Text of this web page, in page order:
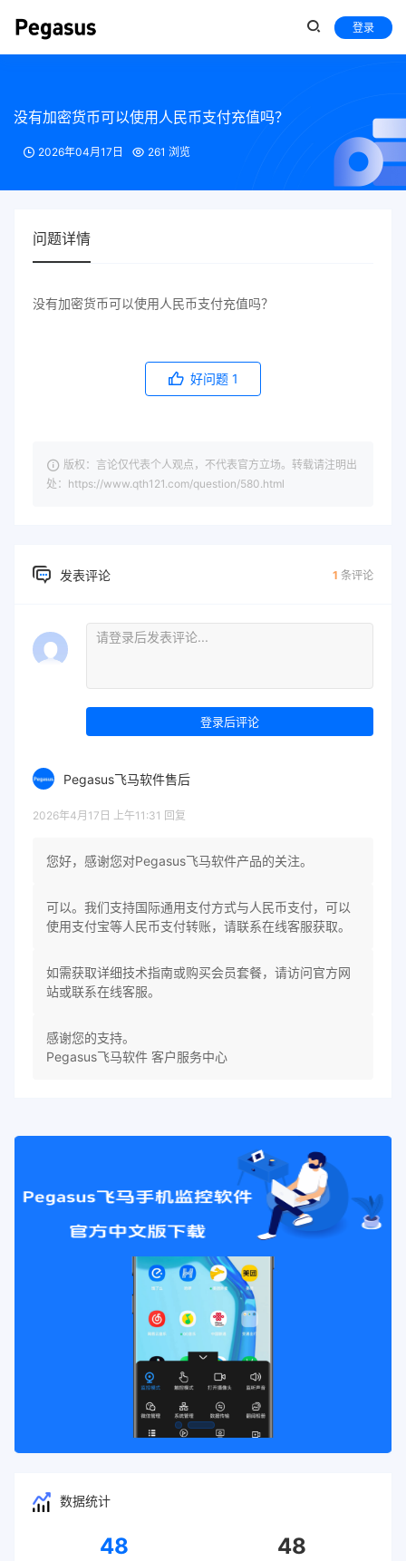
登录
没有加密货币可以使用人民币支付充值吗？
2026年04月17日 261 浏览
问题详情
没有加密货币可以使用人民币支付充值吗？
好问题 1
版权：言论仅代表个人观点，不代表官方立场。转载请注明出
处：https://www.qth121.com/question/580.html
发表评论 1 条评论
登录后评论
Pegasus飞马软件售后
2026年4月17日 上午11:31 回复
您好，感谢您对Pegasus飞马软件产品的关注。
可以。我们支持国际通用支付方式与人民币支付，可以
使用支付宝等人民币支付转账，请联系在线客服获取。
如需获取详细技术指南或购买会员套餐，请访问官方网
站或联系在线客服。
感谢您的支持。
Pegasus飞马软件 客户服务中心
数据统计
48 48